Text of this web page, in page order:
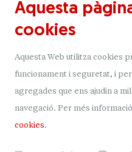
Actualitat
JSA
Uneix-t'hi
Donacions
Mapa del lloc
Aquesta
cookies
Aquesta Web utilitza cookies
funcionament i seguretat, i
agregades que ens ajudin a
navegació. Per més
cookies.